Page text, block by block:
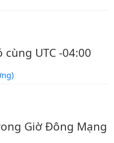
UTC -04:00
Giờ Đông Mạng